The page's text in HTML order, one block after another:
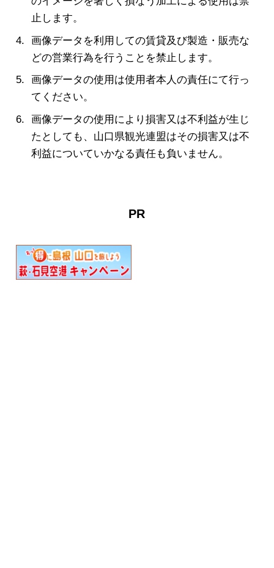
止します。
画像データを利用しての賃貸及び製造・販売な
どの営業行為を行うことを禁止します。
画像データの使用は使用者本人の責任にて行っ
てください。
画像データの使用により損害又は不利益が生じ
たとしても、山口県観光連盟はその損害又は不
利益についていかなる責任も負いません。
PR